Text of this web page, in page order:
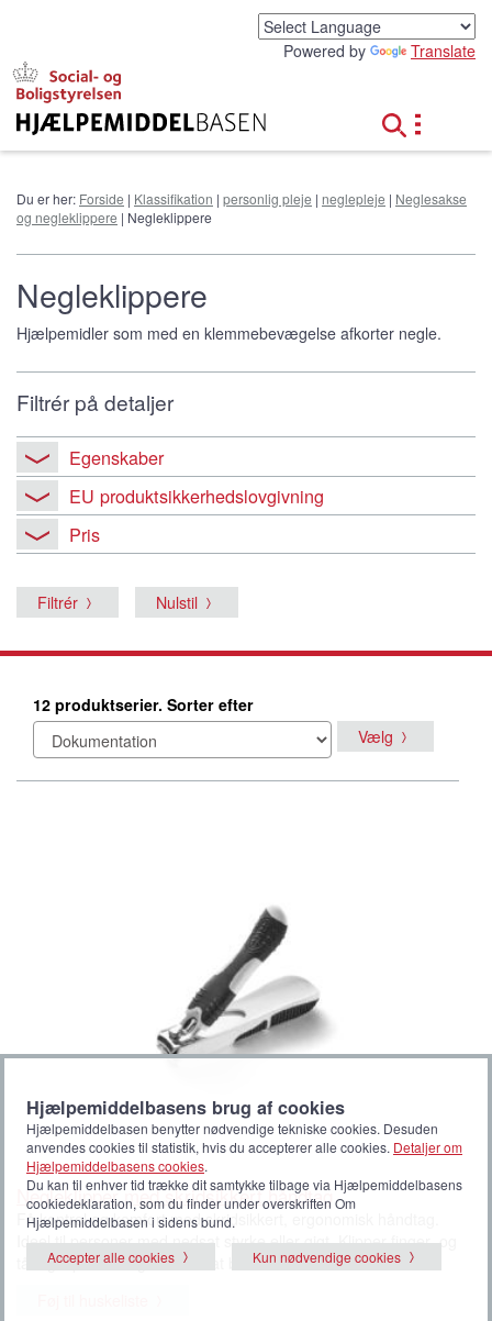
Powered by Translate
Du er her: Forside | Klassifikation | personlig pleje | neglepleje | Neglesakse
og negleklippere | Negleklippere
Negleklippere
Hjælpemidler som med en klemmebevægelse afkorter negle.
Filtrér på detaljer
Egenskaber
EU produktsikkerhedslovgivning
Pris
Filtrér Nulstil
12 produktserier. Sorter efter
Vælg
Negleklipper med skridsikkert håndtag
Få kontrol og komfort med skridsikkert, ergonomisk håndtag.
Ideel til personer med nedsat styrke eller gigt. Klipper finger- og
tånegle præcist og let uden at belaste hænder eller led.
Hjælpemiddelbasens brug af cookies
Hjælpemiddelbasen benytter nødvendige tekniske cookies. Desuden
anvendes cookies til statistik, hvis du accepterer alle cookies. Detaljer om
Hjælpemiddelbasens cookies.
Du kan til enhver tid trække dit samtykke tilbage via Hjælpemiddelbasens
cookiedeklaration, som du finder under overskriften Om
Hjælpemiddelbasen i sidens bund.
Accepter alle cookies
Kun nødvendige cookies